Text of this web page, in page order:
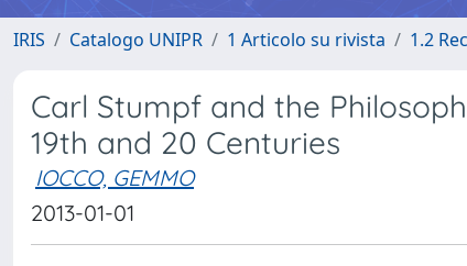
IRIS Catalogo UNIPR 1 Articolo su rivista 1.2
Carl Stumpf and the
19th and 20 Centuries
IOCCO, GEMMO
2013-01-01